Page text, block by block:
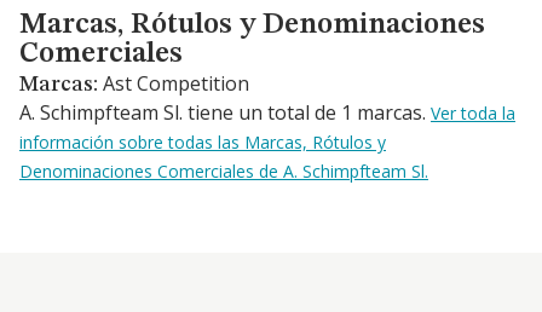
Marcas, Rótulos y Denominaciones Comerciales
Marcas, Rótulos y Denominaciones
Comerciales
Marcas: Ast Competition
A. Schimpfteam Sl. tiene un total de 1 marcas. Ver toda la
información sobre todas las Marcas, Rótulos y
Denominaciones Comerciales de A. Schimpfteam Sl.